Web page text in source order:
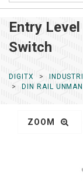
Entry
Switch
DIGITX
DIN RAIL
ZOOM